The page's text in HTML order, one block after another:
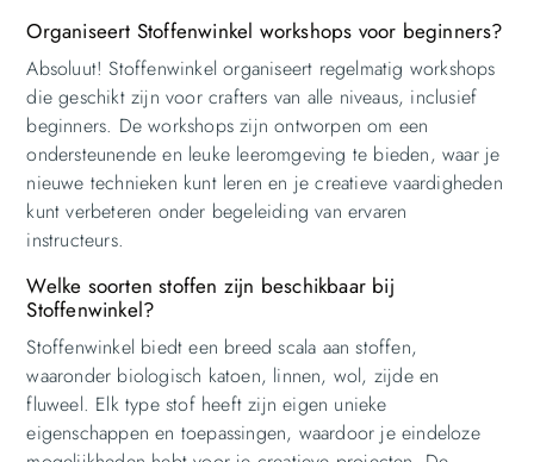
Organiseert Stoffenwinkel workshops voor beginners?
Absoluut! Stoffenwinkel organiseert regelmatig workshops
die geschikt zijn voor crafters van alle niveaus, inclusief
beginners. De workshops zijn ontworpen om een
ondersteunende en leuke leeromgeving te bieden, waar je
nieuwe technieken kunt leren en je creatieve vaardigheden
kunt verbeteren onder begeleiding van ervaren
instructeurs.
Welke soorten stoffen zijn beschikbaar bij
Stoffenwinkel?
Stoffenwinkel biedt een breed scala aan stoffen,
waaronder biologisch katoen, linnen, wol, zijde en
fluweel. Elk type stof heeft zijn eigen unieke
eigenschappen en toepassingen, waardoor je eindeloze